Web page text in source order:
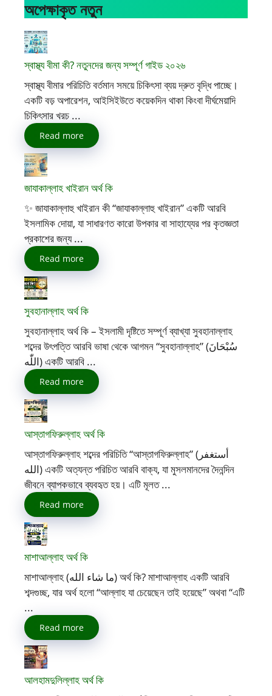
অপেক্ষাকৃত নতুন
স্বাস্থ্য বীমা কী? নতুনদের জন্য সম্পূর্ণ গাইড ২০২৬
স্বাস্থ্য বীমার পরিচিতি বর্তমান সময়ে চিকিৎসা ব্যয় দ্রুত বৃদ্ধি পাচ্ছে।
একটি বড় অপারেশন, আইসিইউতে কয়েকদিন থাকা কিংবা দীর্ঘমেয়াদি
চিকিৎসার খরচ ...
Read more
জাযাকাল্লাহ খাইরান অর্থ কি
✨ জাযাকাল্লাহু খাইরান কী “জাযাকাল্লাহু খাইরান” একটি আরবি
ইসলামিক দোয়া, যা সাধারণত কারো উপকার বা সাহায্যের পর কৃতজ্ঞতা
প্রকাশের জন্য ...
Read more
সুবহানাল্লাহ অর্থ কি
সুবহানাল্লাহ অর্থ কি – ইসলামী দৃষ্টিতে সম্পূর্ণ ব্যাখ্যা সুবহানাল্লাহ
শব্দের উৎপত্তি আরবি ভাষা থেকে আগমন “সুবহানাল্লাহ” (سُبْحَانَ
اللّٰه) একটি আরবি ...
Read more
আস্তাগফিরুল্লাহ অর্থ কি
আস্তাগফিরুল্লাহ শব্দের পরিচিতি “আস্তাগফিরুল্লাহ” (أستغفر
الله) একটি অত্যন্ত পরিচিত আরবি বাক্য, যা মুসলমানদের দৈনন্দিন
জীবনে ব্যাপকভাবে ব্যবহৃত হয়। এটি মূলত ...
Read more
মাশাআল্লাহ অর্থ কি
মাশাআল্লাহ (ما شاء الله) অর্থ কি? মাশাআল্লাহ একটি আরবি
শব্দগুচ্ছ, যার অর্থ হলো “আল্লাহ যা চেয়েছেন তাই হয়েছে” অথবা “এটি
...
Read more
আলহামদুলিল্লাহ অর্থ কি